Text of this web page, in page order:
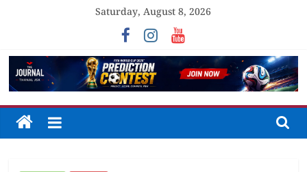
Saturday, August 8, 2026
The